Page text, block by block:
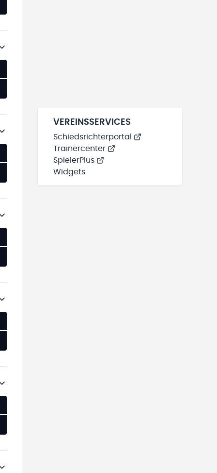
VEREINSSERVICES
Schiedsrichterportal
Trainercenter
SpielerPlus
Widgets